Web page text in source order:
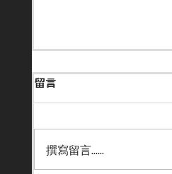
留言
撰寫留言......